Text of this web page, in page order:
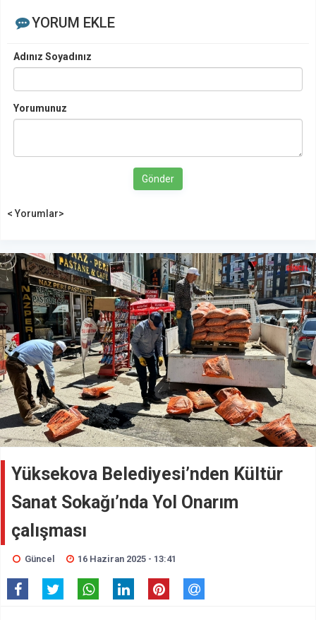
YORUM EKLE
Adınız Soyadınız
Yorumunuz
Gönder
< Yorumlar>
Yüksekova Belediyesi’nden Kültür
Sanat Sokağı’nda Yol Onarım
çalışması
Güncel 16 Haziran 2025 - 13:41